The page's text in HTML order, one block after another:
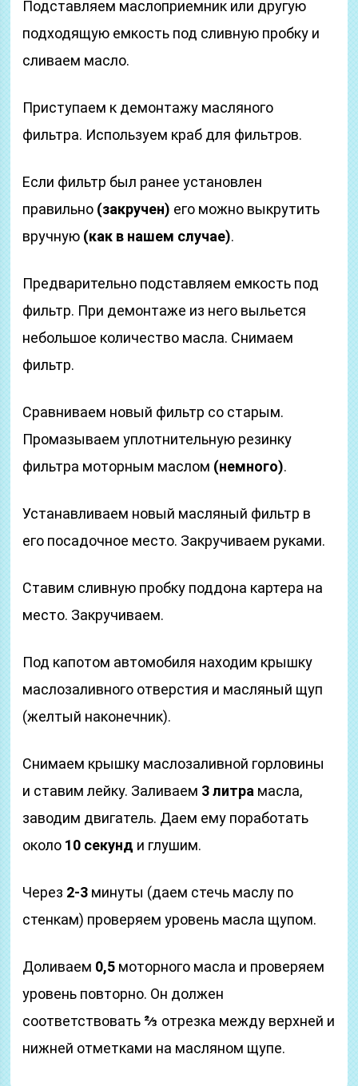
Подставляем маслоприемник или другую
подходящую емкость под сливную пробку и
сливаем масло.
Приступаем к демонтажу масляного
фильтра. Используем краб для фильтров.
Если фильтр был ранее установлен
правильно (закручен) его можно выкрутить
вручную (как в нашем случае).
Предварительно подставляем емкость под
фильтр. При демонтаже из него выльется
небольшое количество масла. Снимаем
фильтр.
Сравниваем новый фильтр со старым.
Промазываем уплотнительную резинку
фильтра моторным маслом (немного).
Устанавливаем новый масляный фильтр в
его посадочное место. Закручиваем руками.
Ставим сливную пробку поддона картера на
место. Закручиваем.
Под капотом автомобиля находим крышку
маслозаливного отверстия и масляный щуп
(желтый наконечник).
Снимаем крышку маслозаливной горловины
и ставим лейку. Заливаем 3 литра масла,
заводим двигатель. Даем ему поработать
около 10 секунд и глушим.
Через 2-3 минуты (даем стечь маслу по
стенкам) проверяем уровень масла щупом.
Доливаем 0,5 моторного масла и проверяем
уровень повторно. Он должен
соответствовать ⅔ отрезка между верхней и
нижней отметками на масляном щупе.